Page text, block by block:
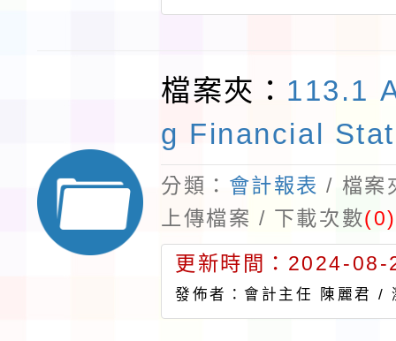
檔案夾： 113.1
g Financial
分類： 會計報表 / 檔案
上傳檔案 / 下載次數(0)
更新時間：2024-
發佈者：會計主任 陳麗君 /